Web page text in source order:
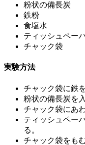
粉状の備長炭
鉄粉
食塩水
ティッシュペー
チャック袋
実験方法
チャック袋に鉄
粉状の備長炭を
チャック袋にあ
ティッシュペー
る。
チャック袋をもむ